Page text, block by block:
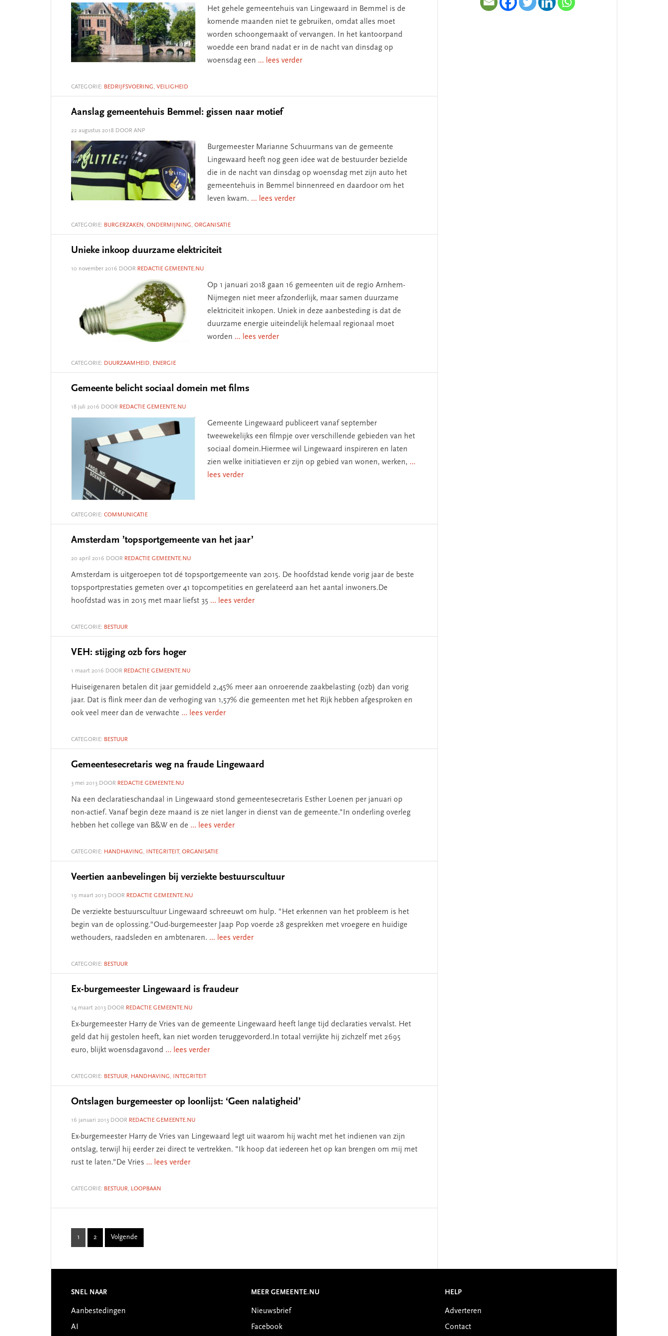
Het gehele gemeentehuis van Lingewaard in Bemmel is de
komende maanden niet te gebruiken, omdat alles moet
worden schoongemaakt of vervangen. In het kantoorpand
woedde een brand nadat er in de nacht van dinsdag op
woensdag een ... lees verder
CATEGORIE: BEDRIJFSVOERING, VEILIGHEID
Aanslag gemeentehuis Bemmel: gissen naar motief
22 augustus 2018 DOOR ANP
Burgemeester Marianne Schuurmans van de gemeente
Lingewaard heeft nog geen idee wat de bestuurder bezielde
die in de nacht van dinsdag op woensdag met zijn auto het
gemeentehuis in Bemmel binnenreed en daardoor om het
leven kwam. ... lees verder
CATEGORIE: BURGERZAKEN , ONDERMIJNING, ORGANISATIE
Unieke inkoop duurzame elektriciteit
10 november 2016 DOOR REDACTIE GEMEENTE.NU
Op 1 januari 2018 gaan 16 gemeenten uit de regio Arnhem-
Nijmegen niet meer afzonderlijk, maar samen duurzame
elektriciteit inkopen. Uniek in deze aanbesteding is dat de
duurzame energie uiteindelijk helemaal regionaal moet
worden ... lees verder
CATEGORIE: DUURZAAMHEID, ENERGIE
Gemeente belicht sociaal domein met films
18 juli 2016 DOOR REDACTIE GEMEENTE.NU
Gemeente Lingewaard publiceert vanaf september
tweewekelijks een filmpje over verschillende gebieden van het
sociaal domein.Hiermee wil Lingewaard inspireren en laten
zien welke initiatieven er zijn op gebied van wonen, werken, ...
lees verder
CATEGORIE: COMMUNICATIE
Amsterdam ’topsportgemeente van het jaar’
20 april 2016 DOOR REDACTIE GEMEENTE.NU
Amsterdam is uitgeroepen tot dé topsportgemeente van 2015. De hoofdstad kende vorig jaar de beste
topsportprestaties gemeten over 41 topcompetities en gerelateerd aan het aantal inwoners.De
hoofdstad was in 2015 met maar liefst 35 ... lees verder
CATEGORIE: BESTUUR
VEH: stijging ozb fors hoger
1 maart 2016 DOOR REDACTIE GEMEENTE.NU
Huiseigenaren betalen dit jaar gemiddeld 2,45% meer aan onroerende zaakbelasting (ozb) dan vorig
jaar. Dat is flink meer dan de verhoging van 1,57% die gemeenten met het Rijk hebben afgesproken en
ook veel meer dan de verwachte ... lees verder
CATEGORIE: BESTUUR
Gemeentesecretaris weg na fraude Lingewaard
3 mei 2013 DOOR REDACTIE GEMEENTE.NU
Na een declaratieschandaal in Lingewaard stond gemeentesecretaris Esther Loenen per januari op
non-actief. Vanaf begin deze maand is ze niet langer in dienst van de gemeente."In onderling overleg
hebben het college van B&W en de ... lees verder
CATEGORIE: HANDHAVING, INTEGRITEIT, ORGANISATIE
Veertien aanbevelingen bij verziekte bestuurscultuur
19 maart 2013 DOOR REDACTIE GEMEENTE.NU
De verziekte bestuurscultuur Lingewaard schreeuwt om hulp. "Het erkennen van het probleem is het
begin van de oplossing."Oud-burgemeester Jaap Pop voerde 28 gesprekken met vroegere en huidige
wethouders, raadsleden en ambtenaren. ... lees verder
CATEGORIE: BESTUUR
Ex-burgemeester Lingewaard is fraudeur
14 maart 2013 DOOR REDACTIE GEMEENTE.NU
Ex-burgemeester Harry de Vries van de gemeente Lingewaard heeft lange tijd declaraties vervalst. Het
geld dat hij gestolen heeft, kan niet worden teruggevorderd.In totaal verrijkte hij zichzelf met 2695
euro, blijkt woensdagavond ... lees verder
CATEGORIE: BESTUUR, HANDHAVING, INTEGRITEIT
Ontslagen burgemeester op loonlijst: ‘Geen nalatigheid’
16 januari 2013 DOOR REDACTIE GEMEENTE.NU
Ex-burgemeester Harry de Vries van Lingewaard legt uit waarom hij wacht met het indienen van zijn
ontslag, terwijl hij eerder zei direct te vertrekken. "Ik hoop dat iedereen het op kan brengen om mij met
rust te laten."De Vries ... lees verder
CATEGORIE: BESTUUR, LOOPBAAN
Page
1 Page
2 Volgende
Footer
SNEL NAAR
Aanbestedingen
AI
MEER GEMEENTE.NU
Nieuwsbrief
Facebook
HELP
Adverteren
Contact